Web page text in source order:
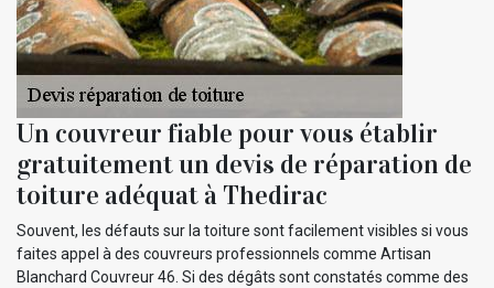
Un couvreur fiable pour vous établir
gratuitement un devis de réparation de
toiture adéquat à Thedirac
Souvent, les défauts sur la toiture sont facilement visibles si vous
faites appel à des couvreurs professionnels comme Artisan
Blanchard Couvreur 46. Si des dégâts sont constatés comme des